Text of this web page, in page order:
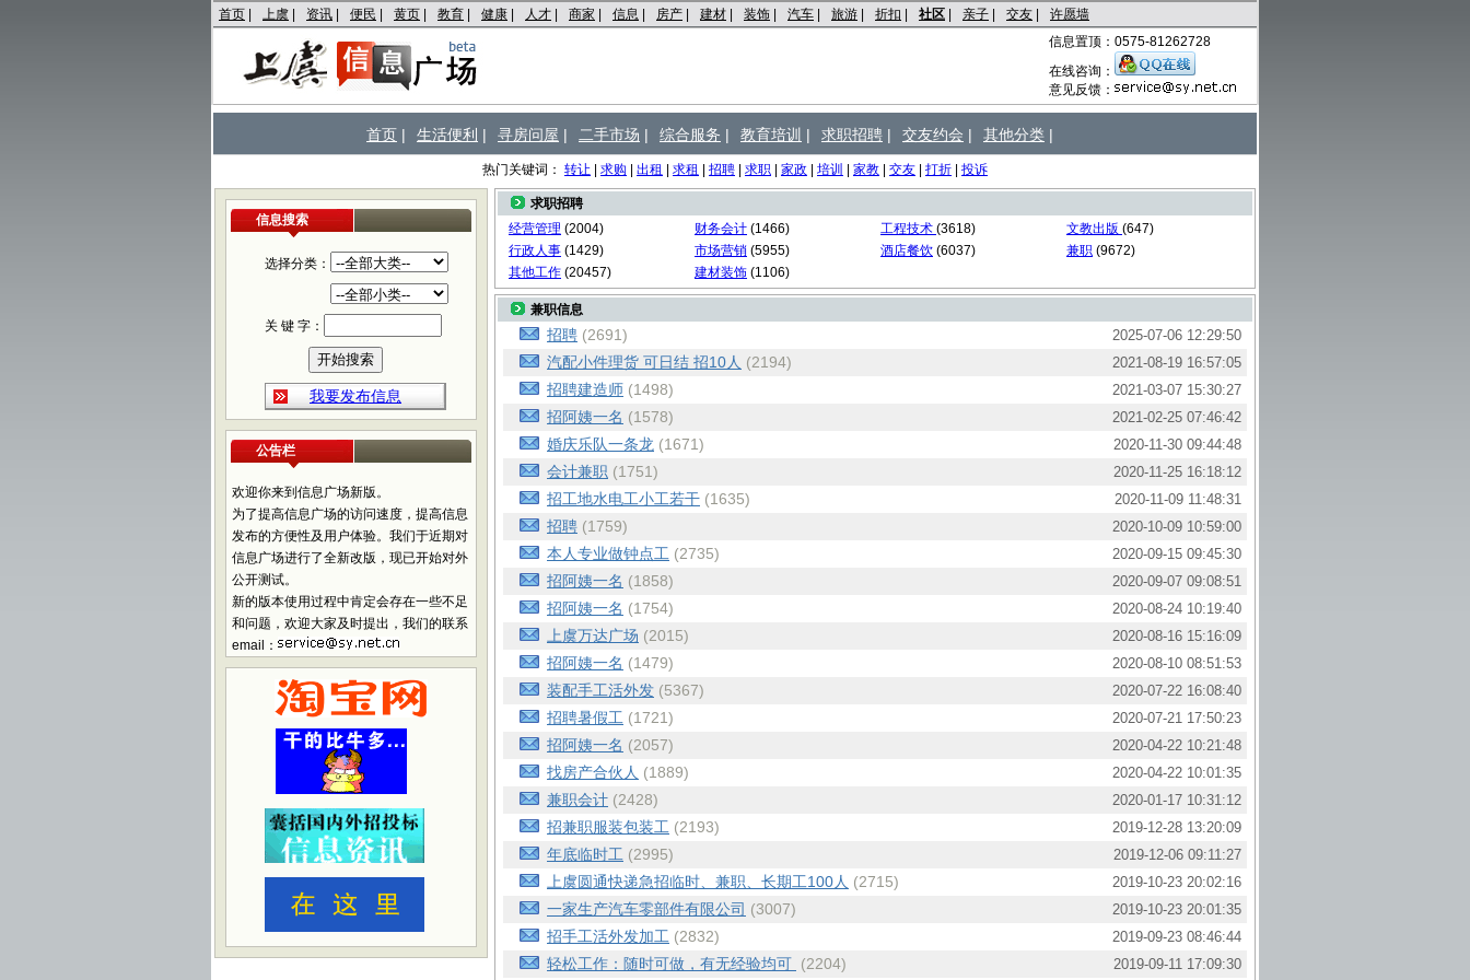
首页 上虞 资讯 便民 黄页 教育 健康 人才 商家 信息 房产 建材 装饰 汽车 旅游 折扣 社区 亲子 交友
许愿墙
信息置顶：0575-81262728
在线咨询：
意见反馈：
首页 | 生活便利 | 寻房问屋 | 二手市场 | 综合服务 | 教育培训 | 求职招聘 | 交友约会 | 其他分类 |
热门关键词： 转让 求购 出租 求租 招聘 求职 家政 培训 家教 交友 打折 投诉
信息搜索
选择分类：
关 键 字：
我要发布信息
公告栏
欢迎你来到信息广场新版。
为了提高信息广场的访问速度，提高信息
发布的方便性及用户体验。我们于近期对
信息广场进行了全新改版，现已开始对外
公开测试。
新的版本使用过程中肯定会存在一些不足
和问题，欢迎大家及时提出，我们的联系
email：
求职招聘
经营管理 (2004) 财务会计 (1466) 工程技术 (3618) 文教出版 (647)
行政人事 (1429) 市场营销 (5955) 酒店餐饮 (6037) 兼职 (9672)
其他工作 (20457) 建材装饰 (1106)
兼职信息
2025-07-06 12:29:50
招聘 (2691)
2021-08-19 16:57:05
汽配小件理货 可日结 招10人 (2194)
2021-03-07 15:30:27
招聘建造师 (1498)
2021-02-25 07:46:42
招阿姨一名 (1578)
2020-11-30 09:44:48
婚庆乐队一条龙 (1671)
2020-11-25 16:18:12
会计兼职 (1751)
2020-11-09 11:48:31
招工地水电工小工若干 (1635)
2020-10-09 10:59:00
招聘 (1759)
2020-09-15 09:45:30
本人专业做钟点工 (2735)
2020-09-07 09:08:51
招阿姨一名 (1858)
2020-08-24 10:19:40
招阿姨一名 (1754)
2020-08-16 15:16:09
上虞万达广场 (2015)
2020-08-10 08:51:53
招阿姨一名 (1479)
2020-07-22 16:08:40
装配手工活外发 (5367)
2020-07-21 17:50:23
招聘暑假工 (1721)
2020-04-22 10:21:48
招阿姨一名 (2057)
2020-04-22 10:01:35
找房产合伙人 (1889)
2020-01-17 10:31:12
兼职会计 (2428)
2019-12-28 13:20:09
招兼职服装包装工 (2193)
2019-12-06 09:11:27
年底临时工 (2995)
2019-10-23 20:02:16
上虞圆通快递急招临时、兼职、长期工100人 (2715)
2019-10-23 20:01:35
一家生产汽车零部件有限公司 (3007)
2019-09-23 08:46:44
招手工活外发加工 (2832)
2019-09-11 17:09:30
轻松工作：随时可做，有无经验均可 (2204)